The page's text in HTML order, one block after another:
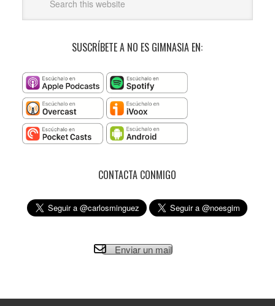
SUSCRÍBETE A NO ES GIMNASIA EN:
CONTACTA CONMIGO
Enviar un mail